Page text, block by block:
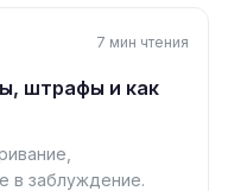
7 мин чтения
штрафы и как
в заблуждение.